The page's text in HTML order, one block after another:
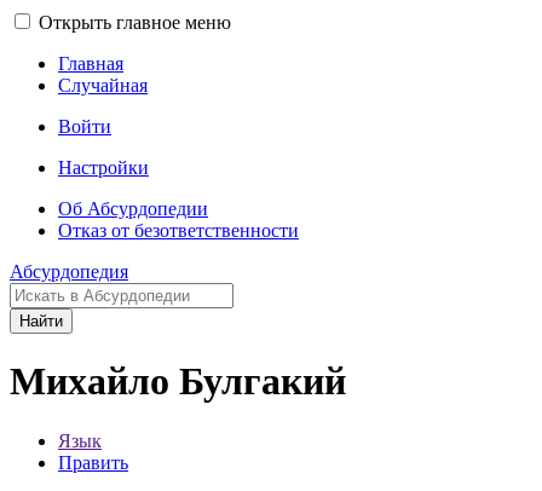
Открыть главное меню
Главная
Случайная
Войти
Настройки
Об Абсурдопедии
Отказ от безответственности
Абсурдопедия
Найти
Михайло Булгакий
Язык
Править